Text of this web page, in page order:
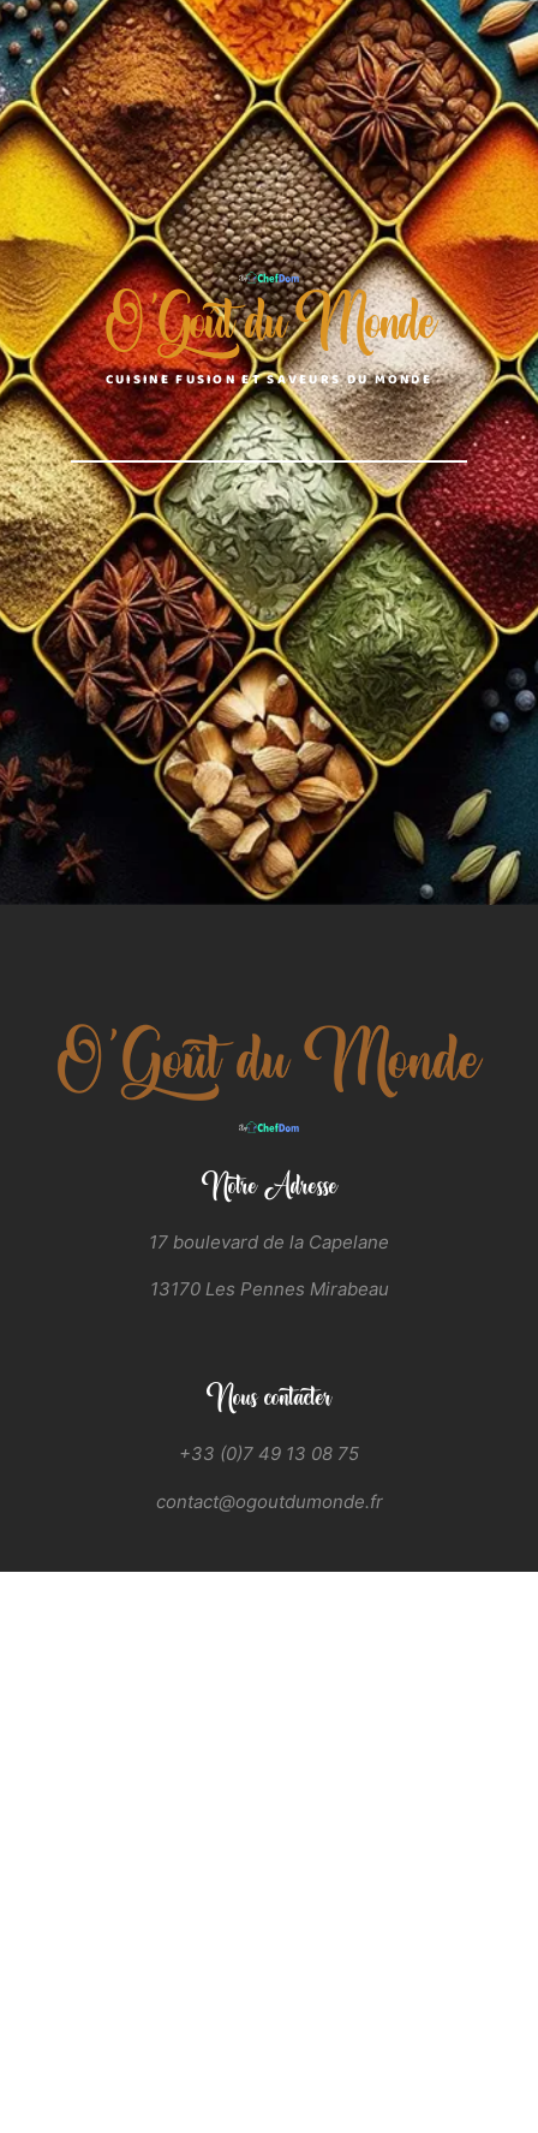
O'Goût du Monde
CUISINE FUSION ET SAVEURS DU MONDE
Notre Adresse
17 boulevard de la Capelane
13170 Les Pennes Mirabeau
Nous contacter
+33 (0)7 49 13 08 75
contact@ogoutdumonde.fr